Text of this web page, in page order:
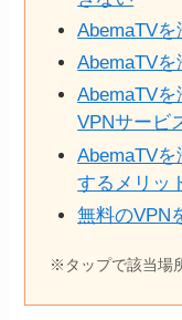
AbemaTV
AbemaTV
AbemaTV
VPNサービ
AbemaTV
するメリッ
無料のVPN
※タップで該当場